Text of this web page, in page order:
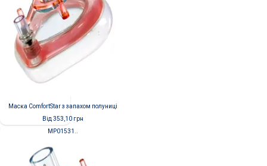
Маска ComfortStar з запахом полуниці
Від 353,10грн
MP01531..